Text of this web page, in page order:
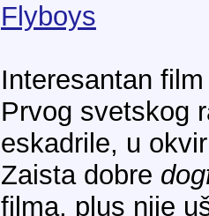
Flyboys
Interesantan
Prvog svetskog
eskadrile, u
Zaista dobre
filma, plus nije